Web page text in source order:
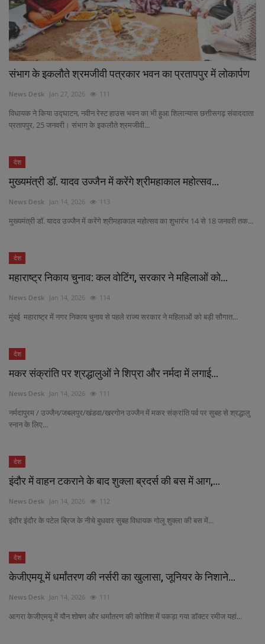
संभाग के इकलौते श्रमजीवी पत्रकार भवन का प्रतापपुर में लोकार्पण
News Desk Jan 27, 2026 111
विधायक ने किया उद्घाटन, नवीन रेस्ट हाउस भवन का भी हुआ शिलान्यास छत्तीसगढ़ संवाददाता
प्रतापपुर, 25 जनवरी। संभाग के इकलौते श्रमजीवी...
देश
मुख्‍यमंत्री डॉ. यादव उज्जैन में करेंगे श्रीमहाकाल महोत्सव...
News Desk Jan 14, 2026 113
मुख्‍यमंत्री डॉ. यादव उज्जैन में करेंगे श्रीमहाकाल महोत्सव का शुभारंभ 14 से 18 जनवरी तक...
देश
महाराष्ट्र निकाय चुनाव: कल वोटिंग, सरकार ने महिलाओं को...
News Desk Jan 14, 2026 114
मुंबई महाराष्ट्र में नगर निकाय चुनाव से पहले राज्य सरकार ने महिलाओं को बड़ी सौगात...
देश
मकर संक्रांति पर श्रद्धालुओं ने शिप्रा और नर्मदा में लगाई...
News Desk Jan 14, 2026 111
नर्मदापुरम / उज्जैन/जबलपुर/खंडवा/खरगोन उज्जैन में मकर संक्रांति पर्व पर सुबह से श्रद्धालु
स्नान के लिए...
देश
इंदौर में वाहन टकराने के बाद शुक्ला ब्रदर्स की बस में आग,...
News Desk Jan 14, 2026 112
इंदौर इंदौर के पटेल ब्रिज के नीचे बुधवार सुबह विधायक गोलू शुक्ला की बस में...
देश
केजीएमयू में धर्मांतरण की नर्सरी का खुलासा, जूनियर के निशाने...
News Desk Jan 14, 2026 111
आगरा केजीएमयू में यौन शोषण और धर्मांतरण की कोशिश में पकड़ा गया डॉक्टर रमीज यहां...